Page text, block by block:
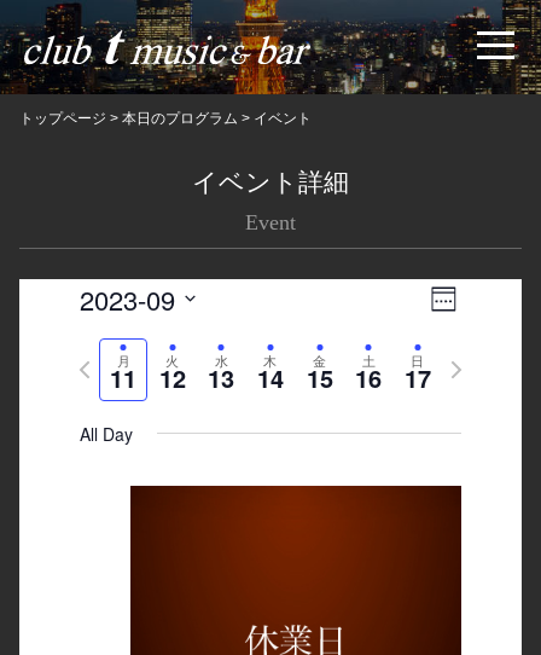
トップページ > 本日のプログラム > イベント
イベント詳細
Event
Views
Event
Navigation
Week
2023-09
date.
月
11 火
12 水
13 木
14 金
15 土
16 日
17
Previous
Next
All Day